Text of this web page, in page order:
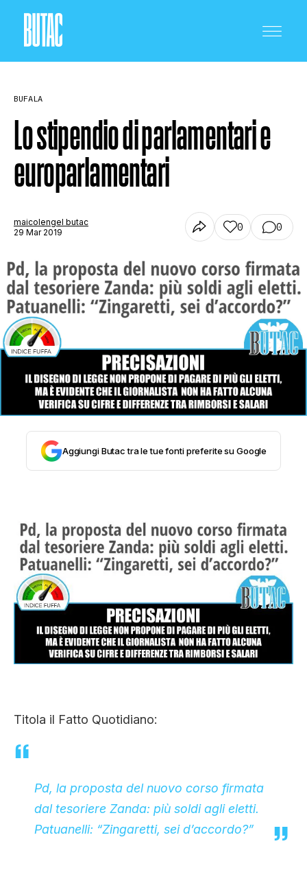
CRONACA E POLITICA
SCIENZA E TECNOLOGIA
SALUTE E MEDICINA
STORIA E CITAZIONI
INTRATTENIMENTO
COMPLOTTI, LEGGENDE URBANE ED
EVERGREEN
EDITORIALI
TRUFFE E SOCIAL NETWORK
CLIMA ED ENERGIA
BUFALA
Lo stipendio di parlamentari e
europarlamentari
maicolengel butac
29 Mar 2019
0 0
Aggiungi Butac tra le tue fonti preferite su Google
Titola il Fatto Quotidiano:
Pd, la proposta del nuovo corso firmata
dal tesoriere Zanda: più soldi agli eletti.
Patuanelli: “Zingaretti, sei d’accordo?”